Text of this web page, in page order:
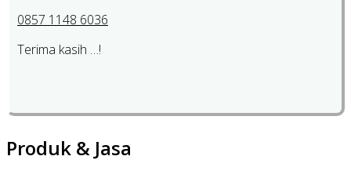
0857 1148 6036
Terima kasih …!
Produk & Jasa